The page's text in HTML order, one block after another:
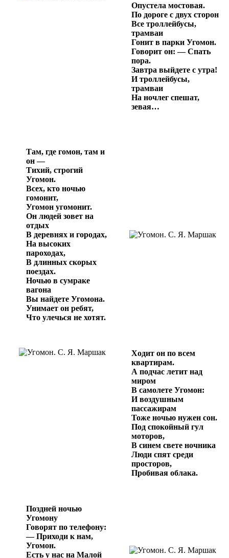
Опустела мостовая.
По дороге с двух сторон
Все троллейбусы,
трамваи
Гонит в парки Угомон.
Говорит он: — Спать
пора.
Завтра выйдете с утра!
И троллейбусы,
трамваи
На ночлег спешат,
зевая…
Там, где гомон, там и
он —
Тихий, строгий
Угомон.
Всех, кто ночью
гомонит,
Угомон угомонит.
Он людей зовет на
отдых
В деревнях и городах,
На высоких
пароходах,
В длинных скорых
поездах.
Ночью в сумраке
вагона
Вы найдете Угомона.
Унимает он ребят,
Что улечься не хотят.
Ходит он по всем
квартирам.
А подчас летит над
миром
В самолете Угомон:
И воздушным
пассажирам
Тоже ночью нужен сон.
Под спокойный гул
моторов,
В синем свете ночника
Люди спят среди
просторов,
Пробивая облака.
Поздней ночью
Угомону
Говорят по телефону:
— Приходи к нам,
Угомон.
Есть у нас на Малой